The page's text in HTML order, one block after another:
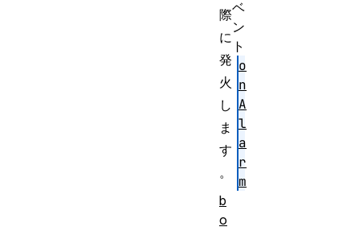
際
に
発
火
し
ま
す
。
ベ
ン
ト
o
n
A
l
a
r
m
b
o